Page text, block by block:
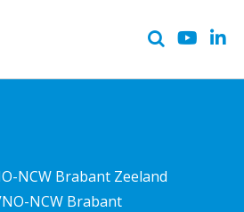
NCW Brabant Zeeland
NCW Brabant